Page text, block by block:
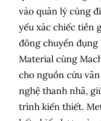
vào quản lý cùng
yếu xác chiếc tiền
đông chuyển
Material cùng
cho nguồn cứu
nghệ thanh nhã,
trình kiến thiết.